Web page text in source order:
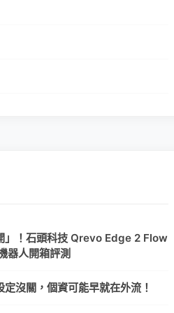
」！石頭科技 Qrevo Edge 2 Flow
器人開箱評測
沒關，個資可能早就在外流！